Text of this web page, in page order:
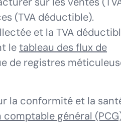
(TVA déductible).
et la TVA
letableau des flux de
de registres
la conformité et la
comptable général